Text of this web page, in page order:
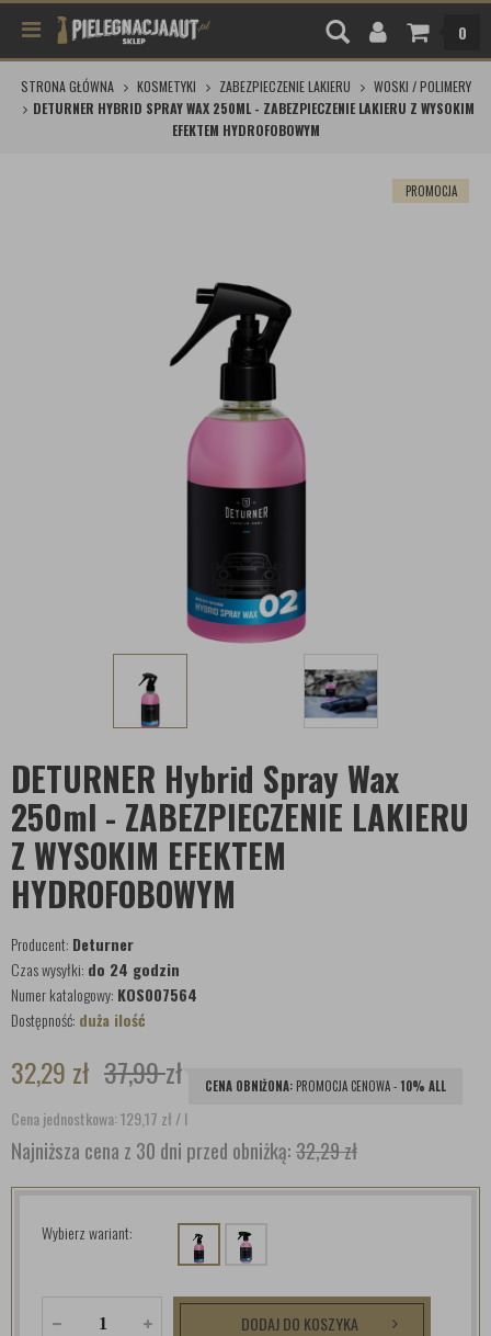
0
STRONA GŁÓWNA KOSMETYKI ZABEZPIECZENIE LAKIERU
WOSKI / POLIMERY
DETURNER HYBRID SPRAY WAX 250ML - ZABEZPIECZENIE LAKIERU Z WYSOKIM
EFEKTEM HYDROFOBOWYM
PROMOCJA
DETURNER Hybrid Spray Wax
250ml - ZABEZPIECZENIE LAKIERU
Z WYSOKIM EFEKTEM
HYDROFOBOWYM
Producent: Deturner
Czas wysyłki: do 24 godzin
Numer katalogowy: KOS007564
Dostępność: duża ilość
32,29 zł 37,99zł CENA OBNIŻONA: PROMOCJA CENOWA -10% ALL
Cena jednostkowa: 129,17 zł/ l
Najniższa cena z 30 dni przed obniżką:32,29 zł
Wybierz wariant:
DODAJ DO KOSZYKA